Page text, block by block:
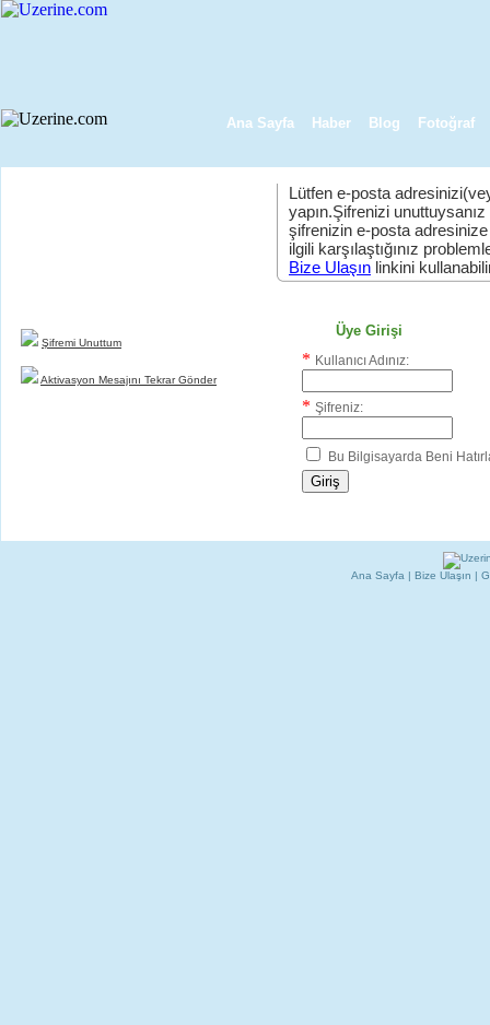
Ana Sayfa Haber Blog Fotoğraf
Şifremi Unuttum
Aktivasyon Mesajını Tekrar Gönder
Lütfen e-posta
yapın.Şifrenizi
şifrenizin e-posta
ilgili karşılaştığınız
Bize Ulaşın linkini
Üye Girişi
* Kullanıcı Adınız:
* Şifreniz:
Bu Bilgisayarda Beni
Ana Sayfa | Bize Ulaşın |